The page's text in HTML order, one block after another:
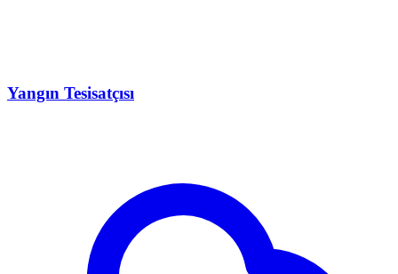
Yangın Tesisatçısı